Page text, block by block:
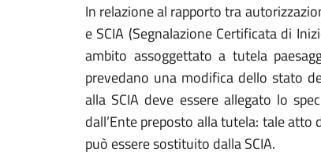
In relazione al rapporto tra
e SCIA (Segnalazione Certificata di
ambito assoggettato a tutela
prevedano una modifica dello stato
alla SCIA deve essere allegato lo
dall’Ente preposto alla tutela: tale atto
può essere sostituito dalla SCIA.